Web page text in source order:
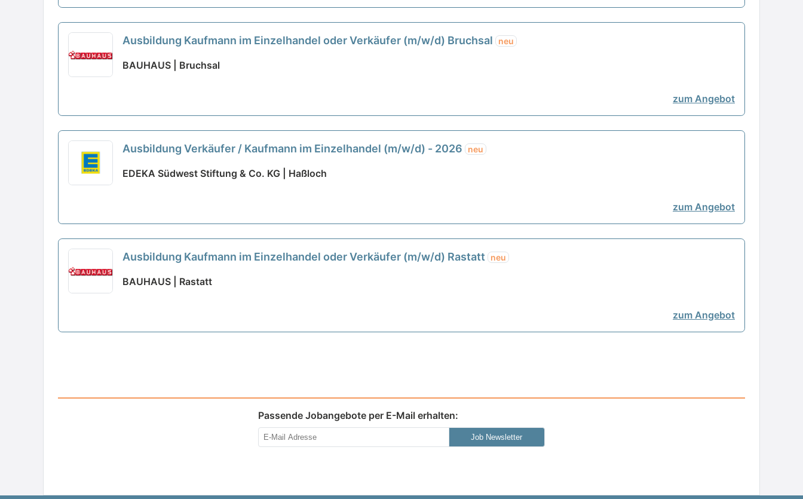
Ausbildung Kaufmann im Einzelhandel oder Verkäufer (m/w/d) Bruchsal neu
BAUHAUS | Bruchsal
zum Angebot
Ausbildung Verkäufer / Kaufmann im Einzelhandel (m/w/d) - 2026 neu
EDEKA Südwest Stiftung & Co. KG | Haßloch
zum Angebot
Ausbildung Kaufmann im Einzelhandel oder Verkäufer (m/w/d) Rastatt neu
BAUHAUS | Rastatt
zum Angebot
Passende Jobangebote per E-Mail erhalten:
Job Newsletter